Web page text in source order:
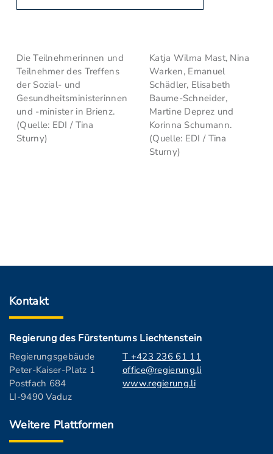
Die Teilnehmerinnen und
Teilnehmer des Treffens
der Sozial- und
Gesundheitsministerinnen
und -minister in Brienz.
(Quelle: EDI / Tina
Sturny)
Katja Wilma Mast, Nina
Warken, Emanuel
Schädler, Elisabeth
Baume-Schneider,
Martine Deprez und
Korinna Schumann.
(Quelle: EDI / Tina
Sturny)
Kontakt
Regierung des Fürstentums Liechtenstein
Regierungsgebäude
Peter-Kaiser-Platz 1
Postfach 684
LI-9490 Vaduz
T +423 236 61 11
office@regierung.li
www.regierung.li
Weitere Plattformen